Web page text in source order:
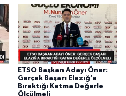
ETSO Başkan Adayı Öner:
Gerçek Başarı Elazığ’a
Bıraktığı Katma Değerle
Ölçülmeli